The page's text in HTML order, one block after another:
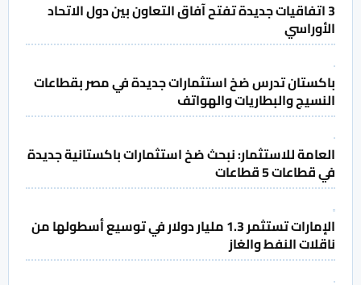
3 اتفاقيات جديدة تفتح آفاق التعاون بين دول الاتحاد
الأوراسي
باكستان تدرس ضخ استثمارات جديدة في مصر بقطاعات
النسيج والبطاريات والهواتف
العامة للاستثمار: نبحث ضخ استثمارات باكستانية جديدة
في قطاعات 5 قطاعات
الإمارات تستثمر 1.3 مليار دولار في توسيع أسطولها من
ناقلات النفط والغاز